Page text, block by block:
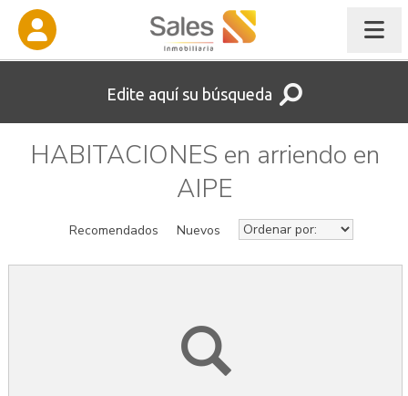
Edite aquí su búsqueda
HABITACIONES en arriendo en
AIPE
Recomendados Nuevos